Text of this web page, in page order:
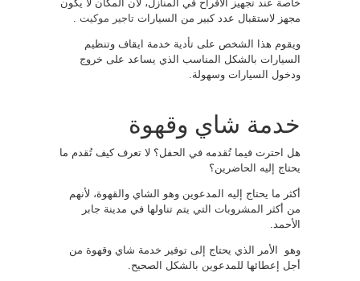
خاصة عند تجهيز الأفراح في المنازل، لأن المكان لا يكون
مجهز لاستقبال عدد كبير من السيارات تاجير موكيت
ويقوم هذا الشخص على تأدية خدمة ايقاف وتنظيم
السيارات بالشكل المناسب الذي يساعد على خروج
ودخول السيارات وسهولة.
خدمة شاي وقهوة
هل احترت فيما تُقدمه في الحفل؟ لا تعرف كيف تُقدم ما
يحتاج إليه الحاضرين؟
أكثر ما يحتاج إليه المدعوين وهو الشاي والقهوة، لأنهم
من أكثر المشروبات التي يتم تناولها في مدينة جابر
الأحمد.
وهو الأمر الذي يحتاج إلى توفير خدمة شاي وقهوة من
أجل إعطائها للمدعوين بالشكل الصحيح.